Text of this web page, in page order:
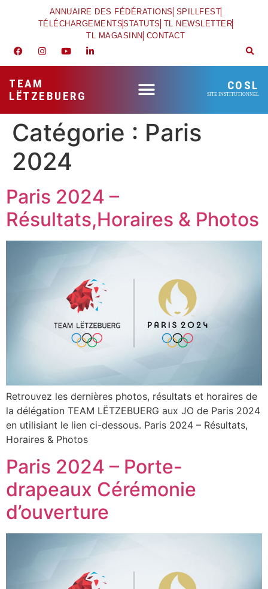
ANNUAIRE DES FÉDÉRATIONS SPILLFEST
TÉLÉCHARGEMENTSSTATUTS TL NEWSLETTER
TL MAGASINN CONTACT
TEAM
LËTZEBUERG
COSL
SITE INSTITUTIONNEL
Catégorie : Paris
2024
Paris 2024 –
Résultats,Horaires & Photos
Retrouvez les dernières photos, résultats et horaires de
la délégation TEAM LËTZEBUERG aux JO de Paris 2024
en utilisiant le lien ci-dessous. Paris 2024 – Résultats,
Horaires & Photos
Paris 2024 – Porte-
drapeaux Cérémonie
d’ouverture